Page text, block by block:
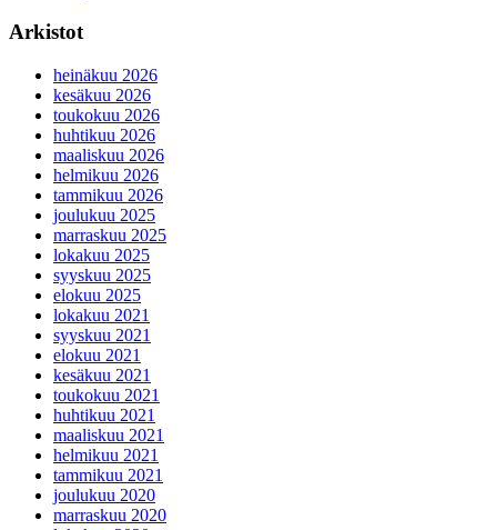
Arkistot
heinäkuu 2026
kesäkuu 2026
toukokuu 2026
huhtikuu 2026
maaliskuu 2026
helmikuu 2026
tammikuu 2026
joulukuu 2025
marraskuu 2025
lokakuu 2025
syyskuu 2025
elokuu 2025
lokakuu 2021
syyskuu 2021
elokuu 2021
kesäkuu 2021
toukokuu 2021
huhtikuu 2021
maaliskuu 2021
helmikuu 2021
tammikuu 2021
joulukuu 2020
marraskuu 2020